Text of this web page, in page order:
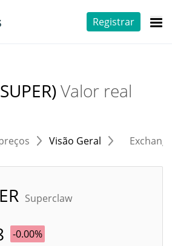
Registrar
Valor real
Visão Geral
Superclaw
-0.00%